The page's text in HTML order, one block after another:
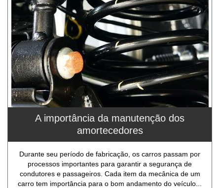
A importância da manutenção dos
amortecedores
Durante seu período de fabricação, os carros passam por
processos importantes para garantir a segurança de
condutores e passageiros. Cada item da mecânica de um
carro tem importância para o bom andamento do veículo...